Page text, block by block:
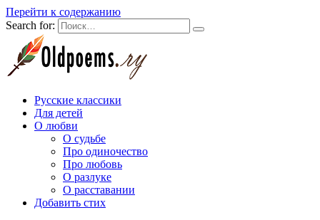
Перейти к содержанию
Search for:
Русские классики
Для детей
О любви
О судьбе
Про одиночество
Про любовь
О разлуке
О расставании
Добавить стих